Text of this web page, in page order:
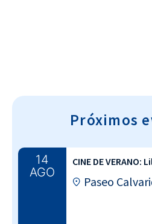
Próximos
14
AGO
CINE DE VERANO:
Paseo